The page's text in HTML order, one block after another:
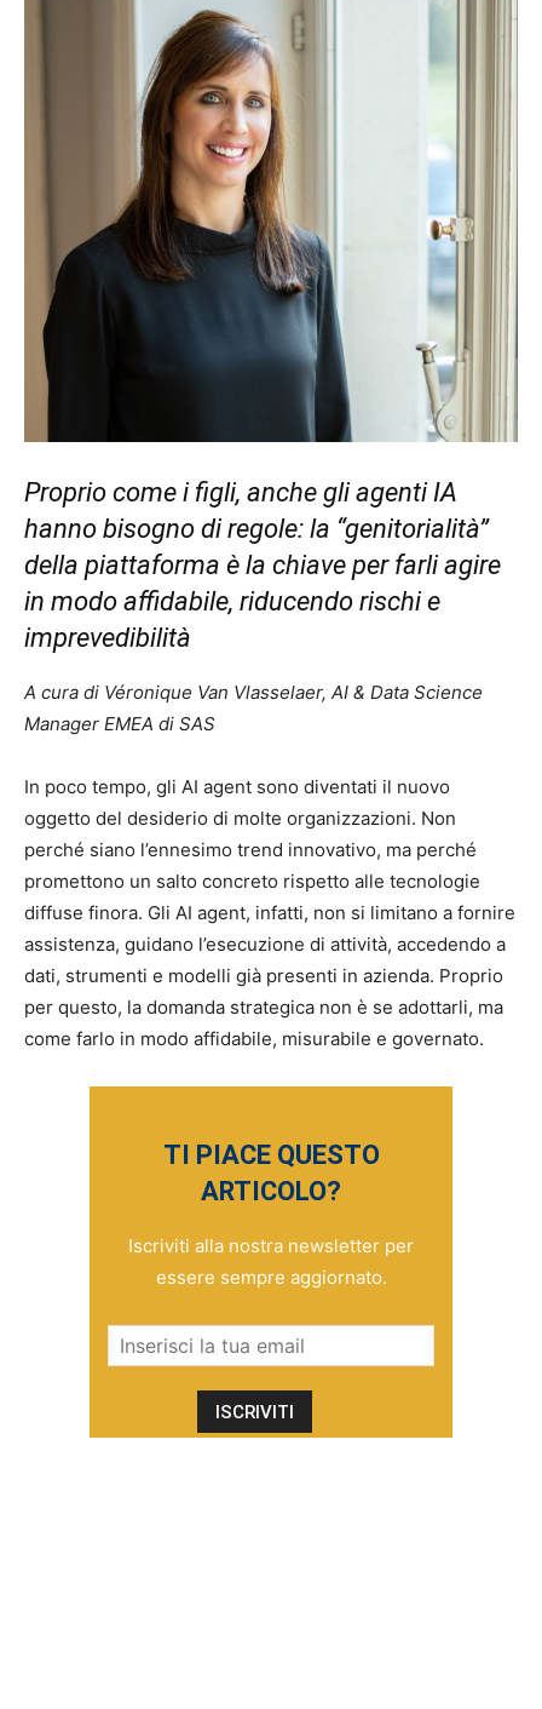
Proprio come i figli, anche gli agenti IA
hanno bisogno di regole: la “genitorialità”
della piattaforma è la chiave per farli agire
in modo affidabile, riducendo rischi e
imprevedibilità
A cura di Véronique Van Vlasselaer, AI & Data Science
Manager EMEA di SAS
In poco tempo, gli AI agent sono diventati il nuovo
oggetto del desiderio di molte organizzazioni. Non
perché siano l’ennesimo trend innovativo, ma perché
promettono un salto concreto rispetto alle tecnologie
diffuse finora. Gli AI agent, infatti, non si limitano a fornire
assistenza, guidano l’esecuzione di attività, accedendo a
dati, strumenti e modelli già presenti in azienda. Proprio
per questo, la domanda strategica non è se adottarli, ma
come farlo in modo affidabile, misurabile e governato.
TI PIACE QUESTO
ARTICOLO?
Iscriviti alla nostra newsletter per
essere sempre aggiornato.